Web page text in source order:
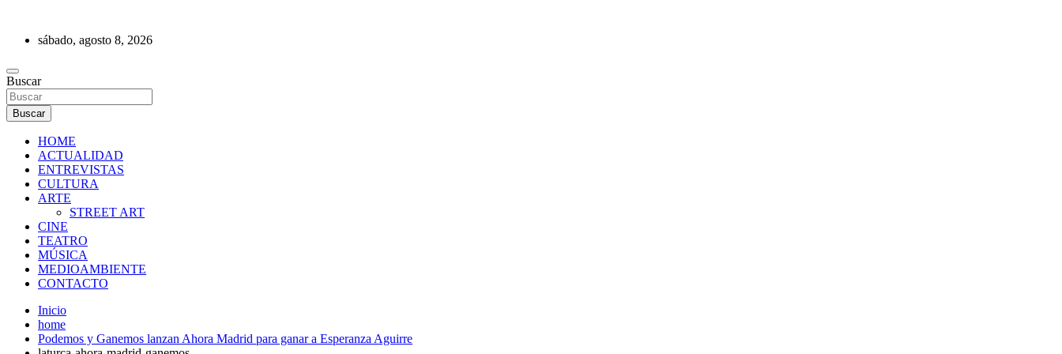
contenidosábado, agosto 8, 2026
REVISTA DE PRENSA
Buscar
Buscar
HOME
ACTUALIDAD
ENTREVISTAS
CULTURA
ARTE
STREET ART
CINE
TEATRO
MÚSICA
MEDIOAMBIENTE
CONTACTO
Inicio
home
Podemos y Ganemos lanzan Ahora Madrid para ganar a Esperanza Aguirre